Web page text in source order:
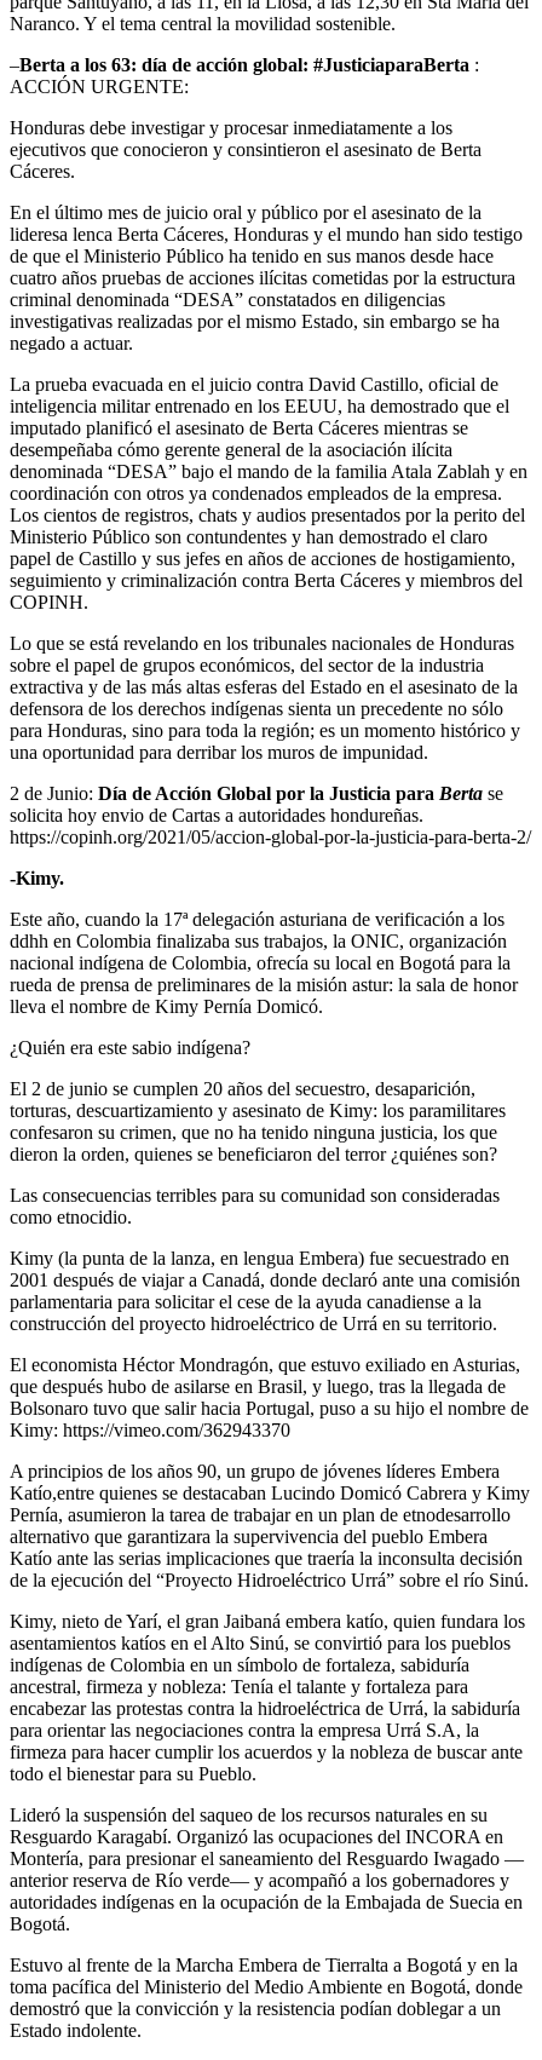
Naranco. Y el tema central la movilidad sostenible.
–Berta a los 63: día de acción global: #JusticiaparaBerta :
ACCIÓN URGENTE:
Honduras debe investigar y procesar inmediatamente a los
ejecutivos que conocieron y consintieron el asesinato de Berta
Cáceres.
En el último mes de juicio oral y público por el asesinato de la
lideresa lenca Berta Cáceres, Honduras y el mundo han sido testigo
de que el Ministerio Público ha tenido en sus manos desde hace
cuatro años pruebas de acciones ilícitas cometidas por la estructura
criminal denominada “DESA” constatados en diligencias
investigativas realizadas por el mismo Estado, sin embargo se ha
negado a actuar.
La prueba evacuada en el juicio contra David Castillo, oficial de
inteligencia militar entrenado en los EEUU, ha demostrado que el
imputado planificó el asesinato de Berta Cáceres mientras se
desempeñaba cómo gerente general de la asociación ilícita
denominada “DESA” bajo el mando de la familia Atala Zablah y en
coordinación con otros ya condenados empleados de la empresa.
Los cientos de registros, chats y audios presentados por la perito del
Ministerio Público son contundentes y han demostrado el claro
papel de Castillo y sus jefes en años de acciones de hostigamiento,
seguimiento y criminalización contra Berta Cáceres y miembros del
COPINH.
Lo que se está revelando en los tribunales nacionales de Honduras
sobre el papel de grupos económicos, del sector de la industria
extractiva y de las más altas esferas del Estado en el asesinato de la
defensora de los derechos indígenas sienta un precedente no sólo
para Honduras, sino para toda la región; es un momento histórico y
una oportunidad para derribar los muros de impunidad.
2 de Junio: Día de Acción Global por la Justicia para Berta se
solicita hoy envio de Cartas a autoridades hondureñas.
https://copinh.org/2021/05/accion-global-por-la-justicia-para-berta-2/
-Kimy.
Este año, cuando la 17ª delegación asturiana de verificación a los
ddhh en Colombia finalizaba sus trabajos, la ONIC, organización
nacional indígena de Colombia, ofrecía su local en Bogotá para la
rueda de prensa de preliminares de la misión astur: la sala de honor
lleva el nombre de Kimy Pernía Domicó.
¿Quién era este sabio indígena?
El 2 de junio se cumplen 20 años del secuestro, desaparición,
torturas, descuartizamiento y asesinato de Kimy: los paramilitares
confesaron su crimen, que no ha tenido ninguna justicia, los que
dieron la orden, quienes se beneficiaron del terror ¿quiénes son?
Las consecuencias terribles para su comunidad son consideradas
como etnocidio.
Kimy (la punta de la lanza, en lengua Embera) fue secuestrado en
2001 después de viajar a Canadá, donde declaró ante una comisión
parlamentaria para solicitar el cese de la ayuda canadiense a la
construcción del proyecto hidroeléctrico de Urrá en su territorio.
El economista Héctor Mondragón, que estuvo exiliado en Asturias,
que después hubo de asilarse en Brasil, y luego, tras la llegada de
Bolsonaro tuvo que salir hacia Portugal, puso a su hijo el nombre de
Kimy: https://vimeo.com/362943370
A principios de los años 90, un grupo de jóvenes líderes Embera
Katío,entre quienes se destacaban Lucindo Domicó Cabrera y Kimy
Pernía, asumieron la tarea de trabajar en un plan de etnodesarrollo
alternativo que garantizara la supervivencia del pueblo Embera
Katío ante las serias implicaciones que traería la inconsulta decisión
de la ejecución del “Proyecto Hidroeléctrico Urrá” sobre el río Sinú.
Kimy, nieto de Yarí, el gran Jaibaná embera katío, quien fundara los
asentamientos katíos en el Alto Sinú, se convirtió para los pueblos
indígenas de Colombia en un símbolo de fortaleza, sabiduría
ancestral, firmeza y nobleza: Tenía el talante y fortaleza para
encabezar las protestas contra la hidroeléctrica de Urrá, la sabiduría
para orientar las negociaciones contra la empresa Urrá S.A, la
firmeza para hacer cumplir los acuerdos y la nobleza de buscar ante
todo el bienestar para su Pueblo.
Lideró la suspensión del saqueo de los recursos naturales en su
Resguardo Karagabí. Organizó las ocupaciones del INCORA en
Montería, para presionar el saneamiento del Resguardo Iwagado —
anterior reserva de Río verde— y acompañó a los gobernadores y
autoridades indígenas en la ocupación de la Embajada de Suecia en
Bogotá.
Estuvo al frente de la Marcha Embera de Tierralta a Bogotá y en la
toma pacífica del Ministerio del Medio Ambiente en Bogotá, donde
demostró que la convicción y la resistencia podían doblegar a un
Estado indolente.